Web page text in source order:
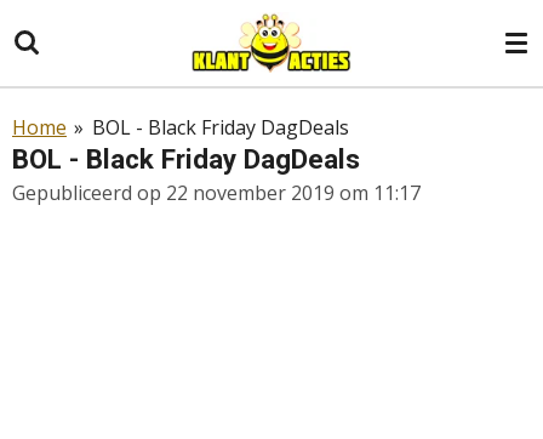
direct
naar
hoofdinhoud
Home » BOL - Black Friday DagDeals
BOL - Black Friday DagDeals
Gepubliceerd op 22 november 2019 om 11:17